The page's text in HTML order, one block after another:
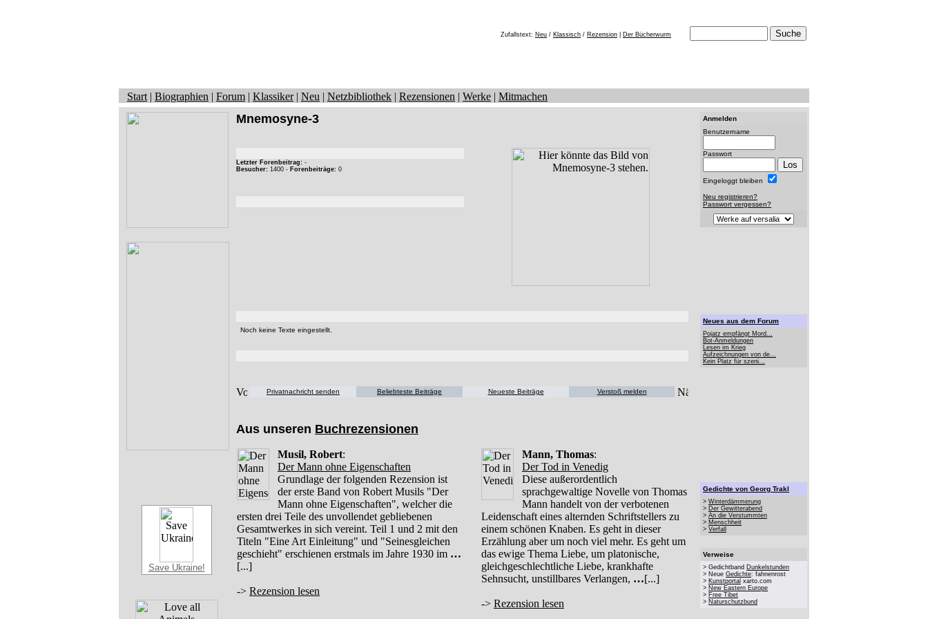
Zufallstext: Neu / Klassisch / Rezension Der Bücherwurm
Start | Biographien | Forum | Klassiker| Neu | Netzbibliothek | Rezensionen | Werke | Mitmachen
Save Ukraine!
Mnemosyne-3
Letzter Forenbeitrag: -
Besucher: 1400 - Forenbeiträge: 0
Noch keine Texte eingestellt.
Privatnachricht senden Beliebteste Beiträge Neueste Beiträge Verstoß melden
Aus unseren Buchrezensionen
Musil, Robert:
Der Mann ohne Eigenschaften
Grundlage der folgenden Rezension ist
der erste Band von Robert Musils "Der
Mann ohne Eigenschaften", welcher die
ersten drei Teile des unvollendet gebliebenen
Gesamtwerkes in sich vereint. Teil 1 und 2 mit den
Titeln "Eine Art Einleitung" und "Seinesgleichen
geschieht" erschienen erstmals im Jahre 1930 im …
[...]
-> Rezension lesen
Mann, Thomas:
Der Tod in Venedig
Diese außerordentlich
sprachgewaltige Novelle von Thomas
Mann handelt von der verbotenen
Leidenschaft eines alternden Schriftstellers zu
einem schönen Knaben. Es geht in dieser
Erzählung aber um noch viel mehr. Es geht um
das ewige Thema Liebe, um platonische,
gleichgeschlechtliche Liebe, krankhafte
Sehnsucht, unstillbares Verlangen, …[...]
-> Rezension lesen
Anmelden
Benutzername
Passwort
Eingeloggt bleiben
Neu registrieren?
Passwort vergessen?
Neues aus dem Forum
Pojatz empfängt Mord...
Bot-Anmeldungen
Lesen im Krieg
Aufzeichnungen von de...
Kein Platz für szeni...
Gedichte von Georg Trakl
> Winterdämmerung
> Der Gewitterabend
> An die Verstummten
> Menschheit
> Verfall
Verweise
> Gedichtband Dunkelstunden
> Neue Gedichte: fahnenrost
> Kunstportal xarto.com
> New Eastern Europe
> Free Tibet
> Naturschutzbund